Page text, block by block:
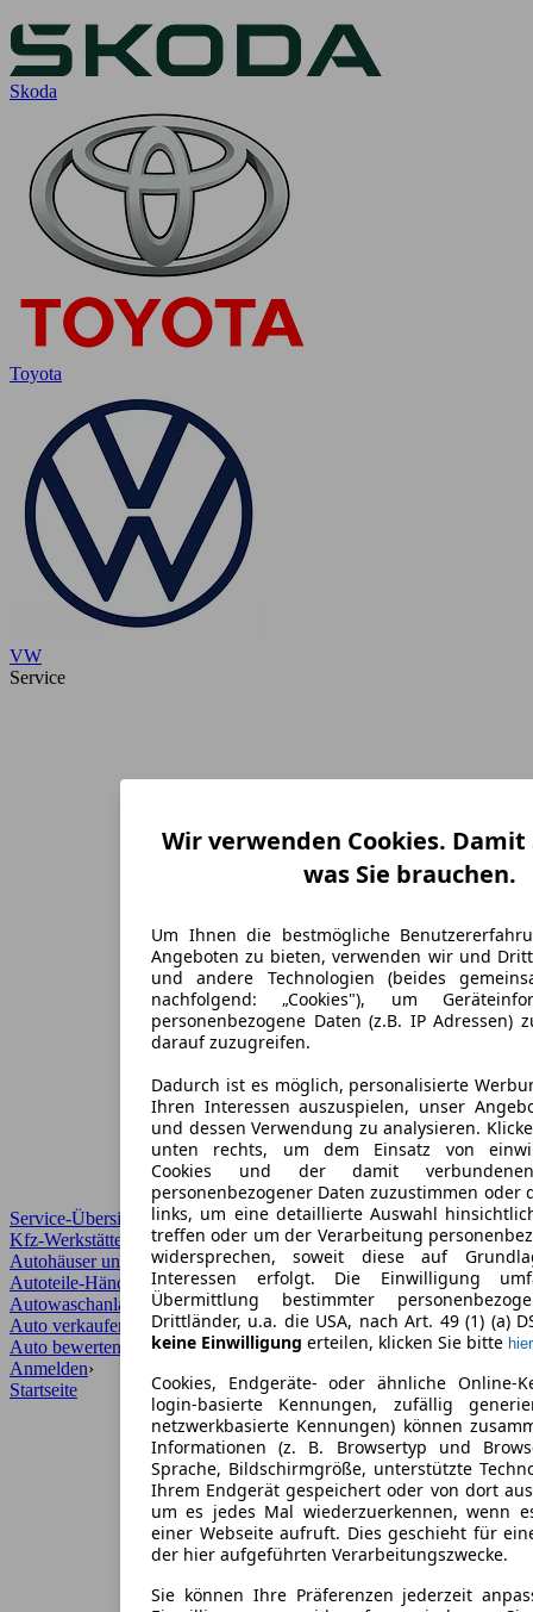
Skoda
Toyota
VW
Service
Service-Übersicht
Kfz-Werkstätten
Autohäuser und Händler
Autoteile-Händler
Autowaschanlagen
Auto verkaufen
Auto bewerten
Anmelden›
Wir verwenden Cookies.
was Sie brauchen.
Um Ihnen die bestmögliche
Angeboten zu bieten, verwenden wir und
und andere Technologien (beides
nachfolgend: „Cookies"), um
personenbezogene Daten (z.B. IP Adressen)
darauf zuzugreifen.
Dadurch ist es möglich, personalisierte
Ihren Interessen auszuspielen, unser
und dessen Verwendung zu analysieren.
unten rechts, um dem Einsatz von
Cookies und der damit
personenbezogener Daten zuzustimmen oder
links, um eine detaillierte Auswahl
treffen oder um der Verarbeitung
widersprechen, soweit diese auf
Interessen erfolgt. Die Einwilligung
Übermittlung bestimmter
Drittländer, u.a. die USA, nach Art. 49 (1) (a)
keine Einwilligung erteilen, klicken Sie bitte hier
Cookies, Endgeräte- oder ähnliche Online-
login-basierte Kennungen, zufällig
netzwerkbasierte Kennungen) können
Informationen (z. B. Browsertyp und
Sprache, Bildschirmgröße, unterstützte
Ihrem Endgerät gespeichert oder von dort
um es jedes Mal wiederzuerkennen, wenn
einer Webseite aufruft. Dies geschieht für
der hier aufgeführten Verarbeitungszwecke.
Sie können Ihre Präferenzen jederzeit
Startseite